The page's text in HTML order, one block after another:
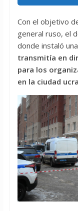
Con el objetivo
general ruso, el
donde instaló una
transmitía en
para los
en la ciudad